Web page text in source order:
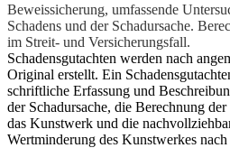
Beweissicherung, umfassende
Schadens und der Schadursache.
im Streit- und Versicherungsfall.
Schadensgutachten werden nach
Original erstellt. Ein
schriftliche Erfassung und
der Schadursache, die Berechnung
das Kunstwerk und die
Wertminderung des Kunstwerkes nach